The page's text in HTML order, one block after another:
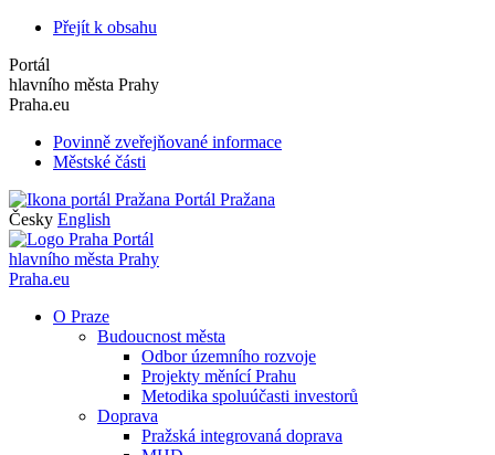
Přejít k obsahu
Portál
hlavního města Prahy
Praha.eu
Povinně zveřejňované informace
Městské části
Portál Pražana
Česky English
Portál
hlavního města Prahy
Praha.eu
O Praze
Budoucnost města
Odbor územního rozvoje
Projekty měnící Prahu
Metodika spoluúčasti investorů
Doprava
Pražská integrovaná doprava